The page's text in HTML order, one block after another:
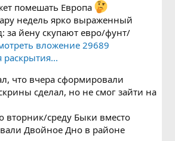
помешать Европа
недель ярко выраженный
за йену скупают евро/фунт/
вложение 29689
что вчера сформировали
сделал, но не смог зайти на
вторник/среду Быки вместо
Двойное Дно в районе